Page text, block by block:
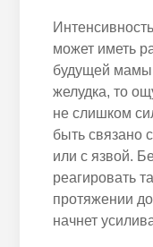
может иметь
будущей мамы
желудка, то
не слишком
быть связано
или с язвой.
реагировать
протяжении
начнет